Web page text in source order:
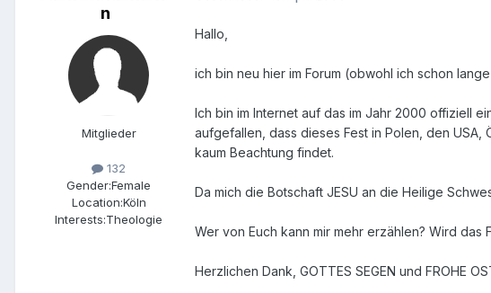
n
Mitglieder
132
Gender:Female
Location:Köln
Interests:Theologie
Hallo,
ich bin neu hier im Forum (obwohl ich schon
Ich bin im Internet auf das im Jahr 2000 offiziell
aufgefallen, dass dieses Fest in Polen, den
kaum Beachtung findet.
Da mich die Botschaft JESU an die Heilige
Wer von Euch kann mir mehr erzählen? Wird
Herzlichen Dank, GOTTES SEGEN und FROHE